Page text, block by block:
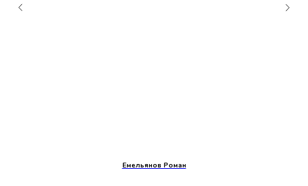
Емельянов Роман